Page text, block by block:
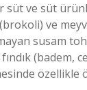
süt ve süt
ve
susam
(badem,
özellikle